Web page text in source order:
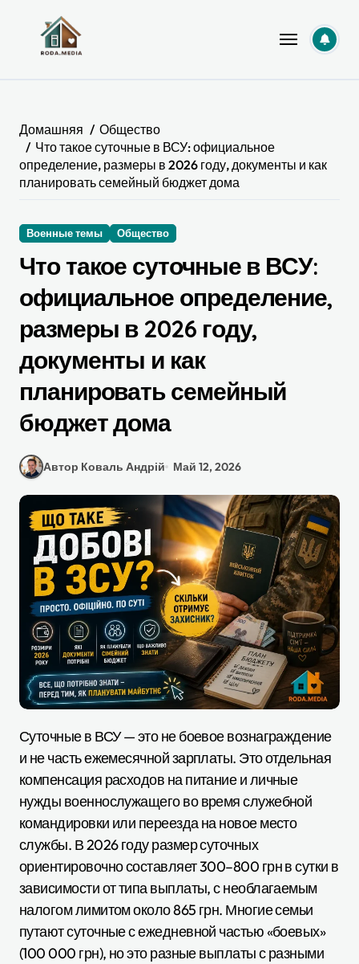
содержанию
Домашняя
Общество
Что такое суточные в ВСУ: официальное
определение, размеры в 2026 году, документы и как
планировать семейный бюджет дома
Военные темы Общество
Что такое суточные в ВСУ:
официальное определение,
размеры в 2026 году,
документы и как
планировать семейный
бюджет дома
Автор Коваль Андрій Май 12, 2026
Суточные в ВСУ — это не боевое вознаграждение
и не часть ежемесячной зарплаты. Это отдельная
компенсация расходов на питание и личные
нужды военнослужащего во время служебной
командировки или переезда на новое место
службы. В 2026 году размер суточных
ориентировочно составляет 300–800 грн в сутки в
зависимости от типа выплаты, с необлагаемым
налогом лимитом около 865 грн. Многие семьи
путают суточные с ежедневной частью «боевых»
(100 000 грн), но это разные выплаты с разными